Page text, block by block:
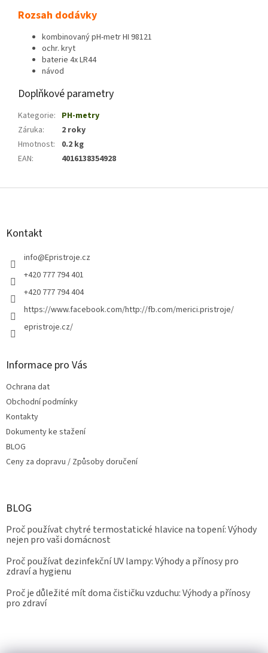
Rozsah dodávky
kombinovaný pH-metr HI 98121
ochr. kryt
baterie 4x LR44
návod
Doplňkové parametry
Kategorie: PH-metry
Záruka:
2 roky
Hmotnost:
0.2 kg
EAN: 4016138354928
Z
Kontakt
info@Epristroje.cz
+420 777 794 401
+420 777 794 404
https://www.facebook.com/http://fb.com/merici.pristroje/
epristroje.cz/
Informace pro Vás
Ochrana dat
Obchodní podmínky
Kontakty
Dokumenty ke stažení
BLOG
Ceny za dopravu / Způsoby doručení
BLOG
Proč používat chytré termostatické hlavice na topení: Výhody
nejen pro vaši domácnost
Proč používat dezinfekční UV lampy: Výhody a přínosy pro
zdraví a hygienu
Proč je důležité mít doma čističku vzduchu: Výhody a přínosy
pro zdraví